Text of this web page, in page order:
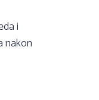
i
nakon